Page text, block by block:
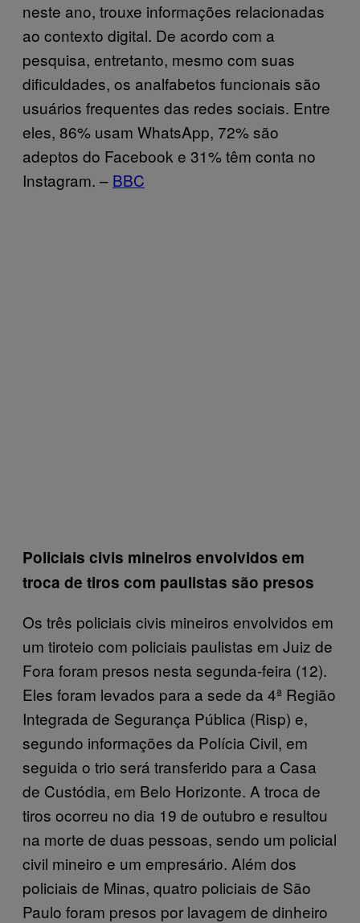
neste ano, trouxe informações relacionadas
ao contexto digital. De acordo com a
pesquisa, entretanto, mesmo com suas
dificuldades, os analfabetos funcionais são
usuários frequentes das redes sociais. Entre
eles, 86% usam WhatsApp, 72% são
adeptos do Facebook e 31% têm conta no
Instagram. – BBC
Policiais civis mineiros envolvidos em
troca de tiros com paulistas são presos
Os três policiais civis mineiros envolvidos em
um tiroteio com policiais paulistas em Juiz de
Fora foram presos nesta segunda-feira (12).
Eles foram levados para a sede da 4ª Região
Integrada de Segurança Pública (Risp) e,
segundo informações da Polícia Civil, em
seguida o trio será transferido para a Casa
de Custódia, em Belo Horizonte. A troca de
tiros ocorreu no dia 19 de outubro e resultou
na morte de duas pessoas, sendo um policial
civil mineiro e um empresário. Além dos
policiais de Minas, quatro policiais de São
Paulo foram presos por lavagem de dinheiro